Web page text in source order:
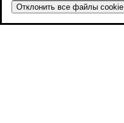
Отклонить все файлы cookie